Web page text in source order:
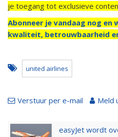
je toegang tot exclusieve
Abonneer je vandaag nog en
kwaliteit, betrouwbaarheid
united airlines
Verstuur per e-mail Meld
easyJet wordt